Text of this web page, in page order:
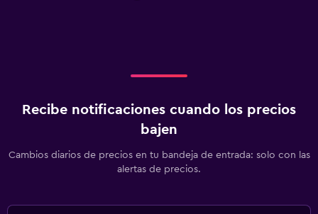
Recibe notificaciones cuando los precios
bajen
Cambios diarios de precios en tu bandeja de entrada: solo con las
alertas de precios.